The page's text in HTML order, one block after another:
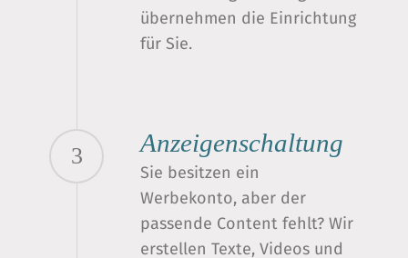
übernehmen die Einrichtung
für Sie.
3 Anzeigenschaltung
Sie besitzen ein
Werbekonto, aber der
passende Content fehlt? Wir
erstellen Texte, Videos und